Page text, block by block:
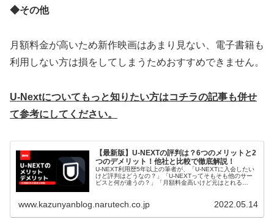
◆その他
月額料金が高いため新作映画はあまり見ない、電子書籍も
利用しない方は損をしてしまうためおすすめできません。
U-Nextについてもっと知りたい方はコチラの記事も併せ
て参考にしてください。
【最新版】U-NEXTの評判は？6つのメリットと2
つのデメリット！他社と比較で徹底解説！
U-NEXT利用歴5年以上の筆者が、「U-NEXTに入会したい
けど評判はどうなの？」「U-NEXTってそもそも他のサー
ビスと何が違うの？」「月額料金高いけど元はとれる
www.kazunyanblog.narutech.co.jp 2022.05.14